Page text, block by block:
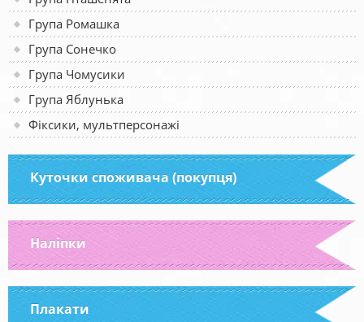
Група Ромашка
Група Сонечко
Група Чомусики
Група Яблунька
Фіксики, мультперсонажі
Куточки споживача (покупця)
Наліпки
Плакати